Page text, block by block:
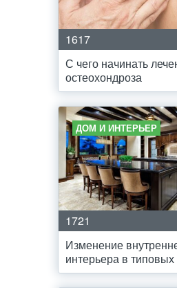
1617
С чего начинать
остеохондроза
ДОМ И ИНТЕРЬЕР
1721
Изменение
интерьера в